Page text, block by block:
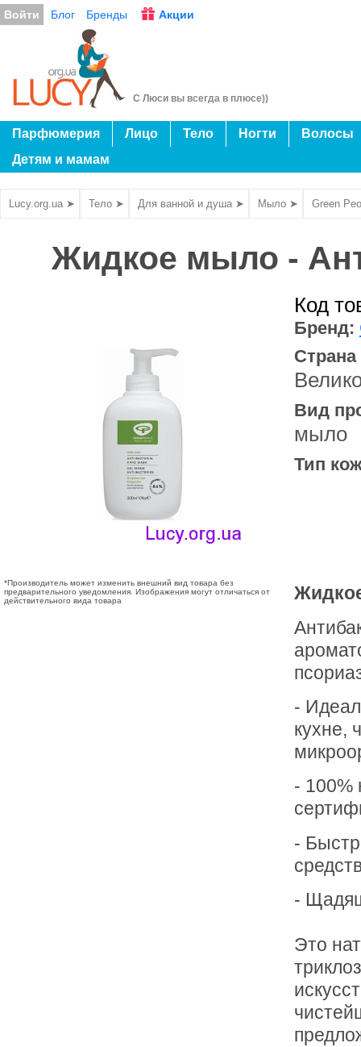
Войти Блог Бренды Акции
С Люси вы всегда в плюсе))
Парфюмерия Лицо Тело Ногти
Волосы
Детям и мамам
Lucy.org.ua ➤ Тело ➤ Для ванной и душа ➤ Мыло ➤ Green
Жидкое мыло -
*Производитель может изменить внешний вид товара без
предварительного уведомления. Изображения могут отличаться от
действительного вида товара
Код
Бренд:
Вид
мыло
Тип
-
кухне,
- 100%
-
-
Это